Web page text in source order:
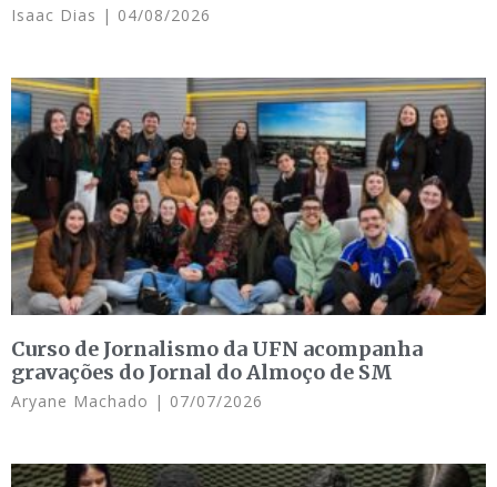
Isaac Dias 04/08/2026
Curso de Jornalismo da UFN acompanha
gravações do Jornal do Almoço de SM
Aryane Machado 07/07/2026